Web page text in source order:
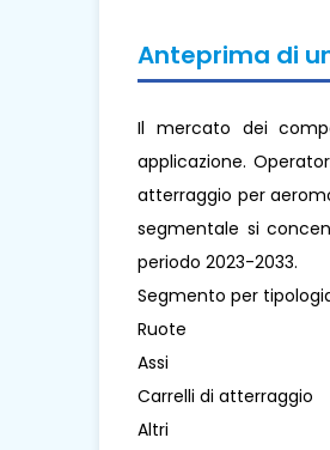
Anteprima di
Il mercato dei
applicazione.
atterraggio per
segmentale si
periodo 2023-2033.
Segmento per
Ruote
Assi
Carrelli di atterraggio
Altri